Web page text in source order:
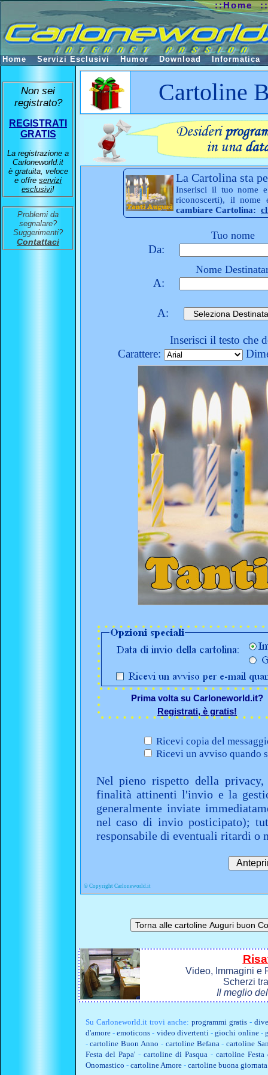
Cartoline
La Cartolina sta
Inserisci il tuo nome
riconoscerti), il
cambiare Cartolina:
Tuo nome
Da:
Nome
A:
A:
Inserisci il testo che
Carattere:
Prima volta su Carloneworld.it?
Registrati, è gratis!
Ricevi copia del
Ricevi un avviso quando
Nel pieno rispetto della
finalità attinenti l'invio e la
generalmente inviate
nel caso di invio posticipato);
responsabile di eventuali ritardi o
© Copyright Carloneworld.it
Video, Immagini e
Scherzi
Il meglio
Su Carloneworld.ittrovi anche: programmi gratis-
d'amore-emoticons - video divertenti-giochi online-
-cartoline Buon Anno - cartoline Befana-cartoline
Festa del Papa'- cartoline di Pasqua- cartoline Festa
Onomastico - cartoline Amore- cartoline buona giornata
Non sei
registrato?
REGISTRATI
GRATIS
La registrazione a
Carloneworld.it
è gratuita, veloce
e offre servizi
esclusivi!
Problemi da
segnalare?
Suggerimenti?
Contattaci
::Home
Home Servizi Esclusivi Humor Download Informatica